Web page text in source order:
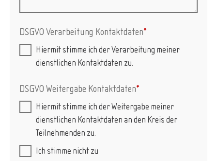
DSGVO Verarbeitung Kontaktdaten*
Hiermit stimme ich der Verarbeitung meiner
dienstlichen Kontaktdaten zu.
DSGVO Weitergabe Kontaktdaten*
Hiermit stimme ich der Weitergabe meiner
dienstlichen Kontaktdaten an den Kreis der
Teilnehmenden zu.
Ich stimme nicht zu